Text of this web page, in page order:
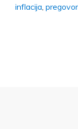
inflacija